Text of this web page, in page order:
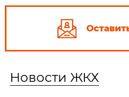
Новости ЖКХ